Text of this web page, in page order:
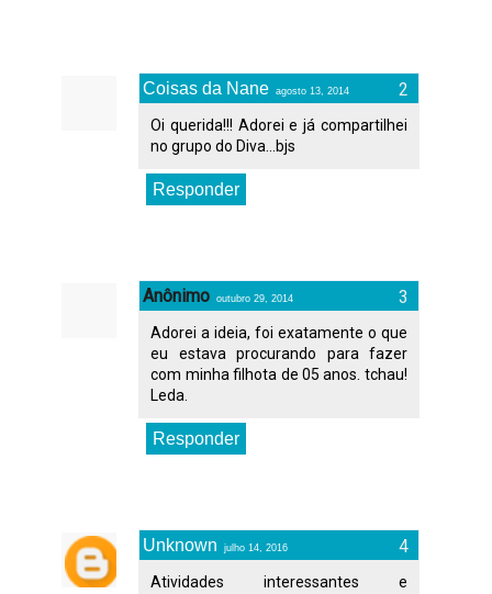
Coisas da Nane agosto 13, 2014
Oi querida!!! Adorei e já compartilhei
no grupo do Diva...bjs
Responder
Anônimo outubro 29, 2014
Adorei a ideia, foi exatamente o que
eu estava procurando para fazer
com minha filhota de 05 anos. tchau!
Leda.
Responder
Unknown julho 14, 2016
Atividades interessantes e